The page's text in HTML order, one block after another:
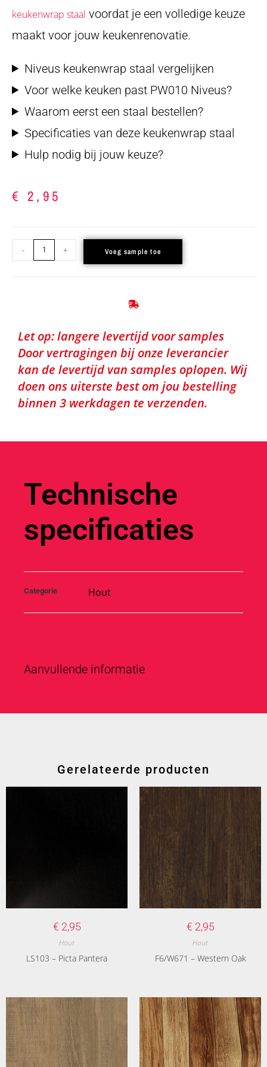
keukenwrap staal voordat je een volledige keuze
maakt voor jouw keukenrenovatie.
Niveus keukenwrap staal vergelijken
Voor welke keuken past PW010 Niveus?
Waarom eerst een staal bestellen?
Specificaties van deze keukenwrap staal
Hulp nodig bij jouw keuze?
€ 2,95
- + Voeg sample toe
Let op: langere levertijd voor samples
Door vertragingen bij onze leverancier
kan de levertijd van samples oplopen. Wij
doen ons uiterste best om jou bestelling
binnen 3 werkdagen te verzenden.
Technische
specificaties
Categorie Hout
Aanvullende informatie
Gerelateerde producten
€ 2,95
Hout
LS103 – Picta Pantera
€ 2,95
Hout
F6/W671 – Western Oak